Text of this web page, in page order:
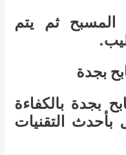
المسبح ثم يتم
بجدة
بجدة بالكفاءة
بأحدث التقنيات